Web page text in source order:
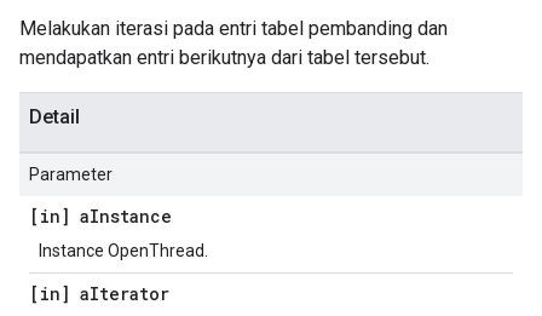
Melakukan iterasi pada entri tabel pembanding dan
mendapatkan entri berikutnya dari tabel tersebut.
Detail
Parameter
[in] aInstance
Instance OpenThread.
[in] aIterator